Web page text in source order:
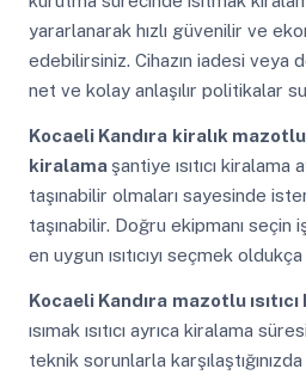
yararlanarak hızlı güvenilir ve
edebilirsiniz. Cihazın iadesi veya
net ve kolay anlaşılır politikalar
Kocaeli Kandıra kiralık mazotlu
kiralama şantiye ısıtıcı kiralama
taşınabilir olmaları sayesinde
taşınabilir. Doğru ekipmanı seçin
en uygun ısıtıcıyı seçmek
Kocaeli Kandıra mazotlu
ısımak ısıtıcı ayrıca kiralama
teknik sorunlarla